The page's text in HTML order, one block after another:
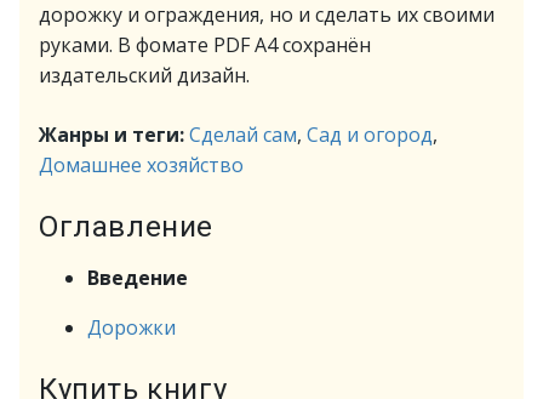
дорожку и ограждения, но и сделать их своими
руками. В фомате PDF A4 сохранён
издательский дизайн.
Жанры и теги:Сделай сам, Сад и огород,
Домашнее хозяйство
Оглавление
Введение
Дорожки
Купить книгу